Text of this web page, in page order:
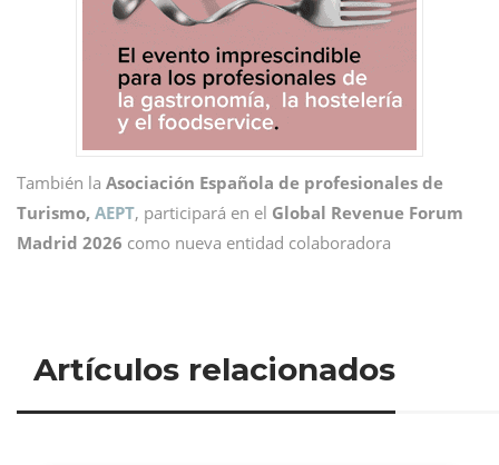
También la Asociación Española de profesionales de
Turismo, AEPT, participará en el Global Revenue Forum
Madrid 2026 como nueva entidad colaboradora
Artículos relacionados